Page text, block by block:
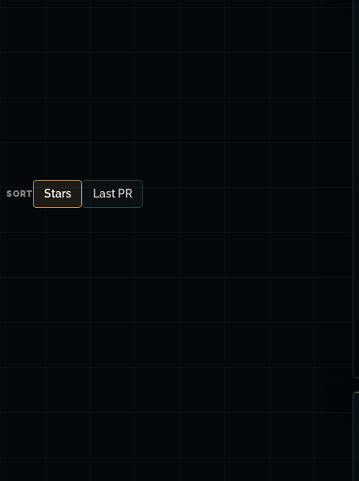
SORT Stars Last PR